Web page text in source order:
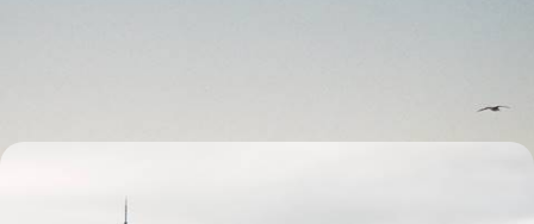
in Downtown Manhattan